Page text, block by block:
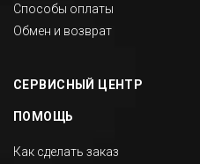
Способы оплаты
Обмен и возврат
СЕРВИСНЫЙ ЦЕНТР
ПОМОЩЬ
Как сделать заказ